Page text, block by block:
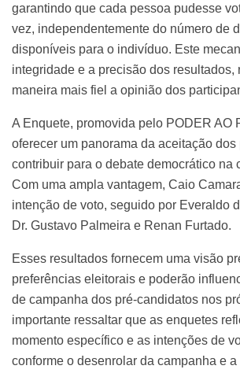
garantindo que cada pessoa pudesse
vez, independentemente do número de
disponíveis para o indivíduo. Este
integridade e a precisão dos resultados,
maneira mais fiel a opinião dos
A Enquete, promovida pelo PODER AO
oferecer um panorama da aceitação
contribuir para o debate democrático na
Com uma ampla vantagem, Caio
intenção de voto, seguido por Everaldo
Dr. Gustavo Palmeira e Renan Furtado.
Esses resultados fornecem uma visão
preferências eleitorais e poderão
de campanha dos pré-candidatos nos
importante ressaltar que as enquetes
momento específico e as intenções de
conforme o desenrolar da campanha e